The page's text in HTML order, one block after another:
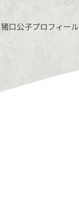
猪口公子プロフィール